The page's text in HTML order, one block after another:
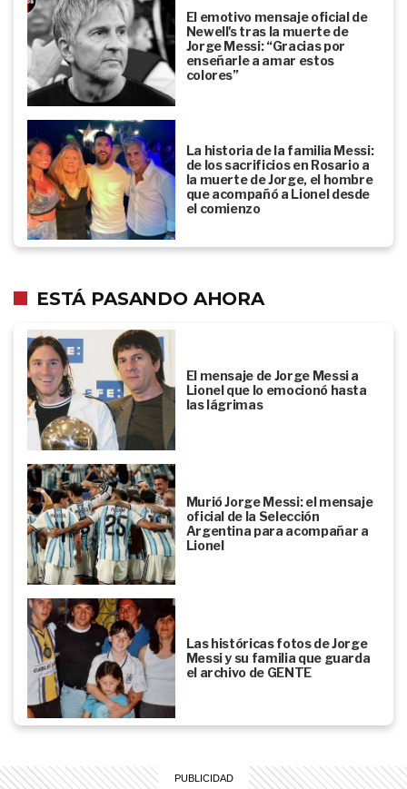
El emotivo mensaje oficial de
Newell's tras la muerte de
Jorge Messi: “Gracias por
enseñarle a amar estos
colores”
La historia de la familia Messi:
de los sacrificios en Rosario a
la muerte de Jorge, el hombre
que acompañó a Lionel desde
el comienzo
ESTÁ PASANDO AHORA
El mensaje de Jorge Messi a
Lionel que lo emocionó hasta
las lágrimas
Murió Jorge Messi: el mensaje
oficial de la Selección
Argentina para acompañar a
Lionel
Las históricas fotos de Jorge
Messi y su familia que guarda
el archivo de GENTE